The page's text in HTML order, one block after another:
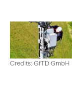
Credits: GfTD GmbH